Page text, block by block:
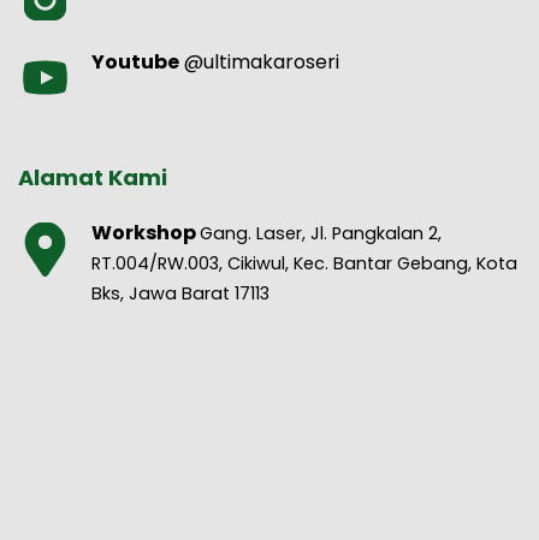
Youtube@ultimakaroseri
Alamat Kami
WorkshopGang. Laser, Jl. Pangkalan 2,
RT.004/RW.003, Cikiwul, Kec. Bantar Gebang, Kota
Bks, Jawa Barat 17113